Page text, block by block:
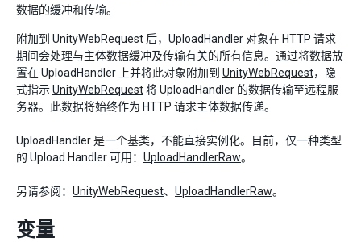
数据的缓冲和传输。
附加到 UnityWebRequest 后，UploadHandler 对象在 HTTP 请求
期间会处理与主体数据缓冲及传输有关的所有信息。通过将数据放
置在 UploadHandler 上并将此对象附加到 UnityWebRequest，隐
式指示UnityWebRequest将 UploadHandler 的数据传输至远程服
务器。此数据将始终作为 HTTP 请求主体数据传递。
UploadHandler 是一个基类，不能直接实例化。目前，仅一种类型
的 Upload Handler 可用： UploadHandlerRaw。
另请参阅： UnityWebRequest、 UploadHandlerRaw。
变量